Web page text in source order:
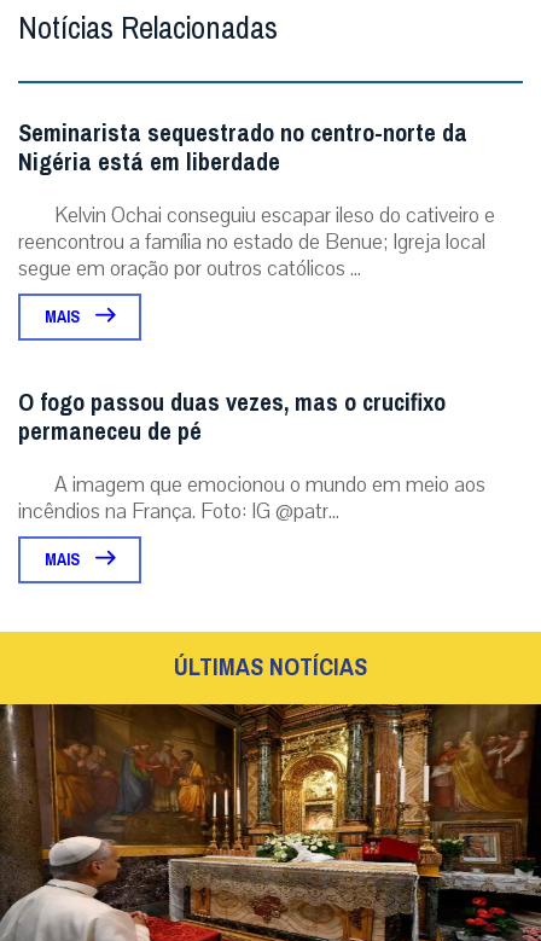
Notícias Relacionadas
Seminarista sequestrado no centro-norte da
Nigéria está em liberdade
Kelvin Ochai conseguiu escapar ileso do cativeiro e
reencontrou a família no estado de Benue; Igreja local
segue em oração por outros católicos ...
MAIS
O fogo passou duas vezes, mas o crucifixo
permaneceu de pé
A imagem que emocionou o mundo em meio aos
incêndios na França. Foto: IG @patr...
MAIS
ÚLTIMAS NOTÍCIAS